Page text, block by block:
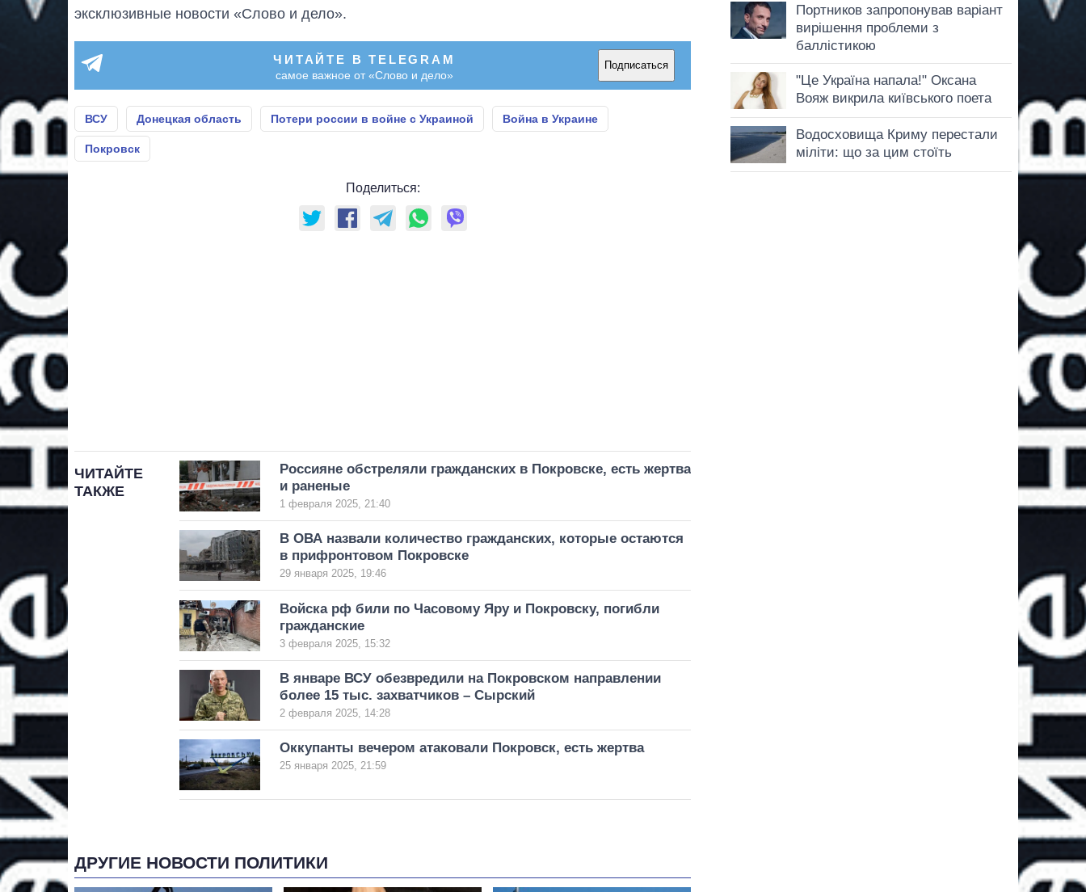
эксклюзивные новости «Слово и дело».
ЧИТАЙТЕ В TELEGRAM
самое важное от «Слово и дело»
Подписаться
ВСУ Донецкая область Потери россии в войне с Украиной Война в Украине
Покровск
Поделиться:
ЧИТАЙТЕ
ТАКЖЕ
Россияне обстреляли гражданских в Покровске, есть жертва
и раненые
1 февраля 2025, 21:40
В ОВА назвали количество гражданских, которые остаются
в прифронтовом Покровске
29 января 2025, 19:46
Войска рф били по Часовому Яру и Покровску, погибли
гражданские
3 февраля 2025, 15:32
В январе ВСУ обезвредили на Покровском направлении
более 15 тыс. захватчиков – Сырский
2 февраля 2025, 14:28
Оккупанты вечером атаковали Покровск, есть жертва
25 января 2025, 21:59
ДРУГИЕ НОВОСТИ ПОЛИТИКИ